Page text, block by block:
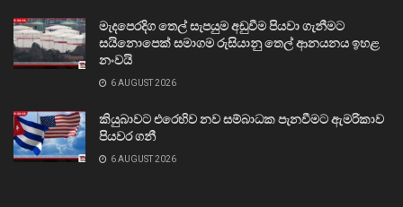
මැදපෙරදිග තෙල් සැපයුම අඩුවීම පියවා ගැනීමට
සයිනොපෙක් සමාගම රුසියානු තෙල් ආනයනය ඉහළ
නංවයි
6 AUGUST 2026
කියුබාවට එරෙහිව නව සම්බාධක පැනවීමට ඇමරිකාව
පියවර ගනී
6 AUGUST 2026